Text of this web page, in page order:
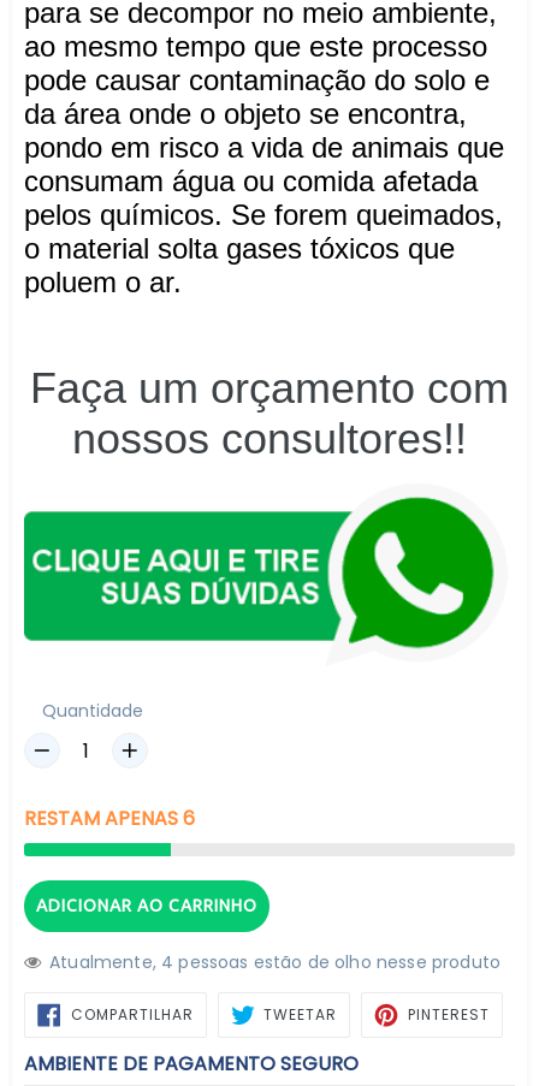
para se decompor no meio ambiente,
ao mesmo tempo que este processo
pode causar contaminação do solo e
da área onde o objeto se encontra,
pondo em risco a vida de animais que
consumam água ou comida afetada
pelos químicos. Se forem queimados,
o material solta gases tóxicos que
poluem o ar.
Faça um orçamento com
nossos consultores!!
Quantidade
RESTAMAPENAS6
ADICIONAR AO CARRINHO
Atualmente, 4 pessoas estão de olho nesse produto
COMPARTILHAR COMPARTILHAR
TWEETAR TWEETARPINTERESTPIN
AMBIENTE DE PAGAMENTO SEGURO